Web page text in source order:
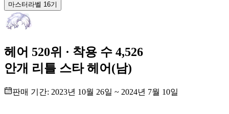
마스터 라벨 16기
헤어 520위 · 착용 수 4,526
안개 리틀 스타 헤어(남)
판매 기간: 2023년 10월 26일 ~ 2024년 7월 10일